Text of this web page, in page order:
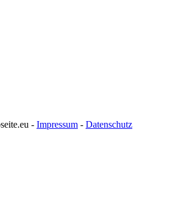
- Impressum - Datenschutz